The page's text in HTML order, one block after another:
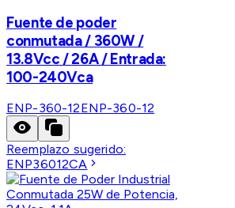
Fuente de poder
conmutada / 360W /
13.8Vcc / 26A / Entrada:
100-240Vca
ENP-360-12ENP-360-12
Reemplazo sugerido:
ENP36012CA